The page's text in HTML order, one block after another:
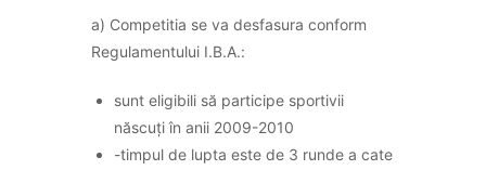
a) Competitia se va desfasura conform
Regulamentului I.B.A.:
sunt eligibili să participe sportivii
născuți în anii 2009-2010
-timpul de lupta este de 3 runde a cate